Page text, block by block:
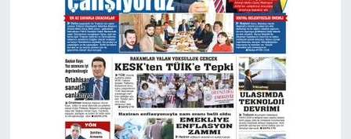
Mektup Galeri
Röportaj
Manşet